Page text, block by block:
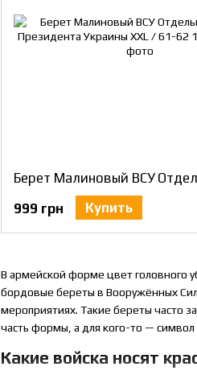
В армейской форме цвет головного
бордовые береты в Вооружённых
мероприятиях. Такие береты часто
часть формы, а для кого-то — символ
Какие войска носят
999 грн
Купить